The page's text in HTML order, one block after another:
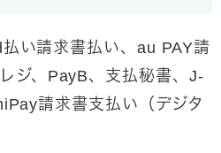
い請求書払い、au PAY請
ジ、PayB、支払秘書、J-
請求書支払い（デジタ